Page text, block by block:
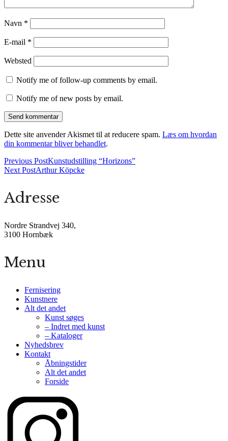
Navn *
E-mail *
Websted
Notify me of follow-up comments by email.
Notify me of new posts by email.
Dette site anvender Akismet til at reducere spam. Læs om hvordan
din kommentar bliver behandlet.
Previous PostKunstudstilling “Horizons”
Next PostArthur Köpcke
Adresse
Nordre Strandvej 340,
3100 Hornbæk
Menu
Fernisering
Kunstnere
Alt det andet
Kunst søges
– Indret med kunst
– Kataloger
Nyhedsbrev
Kontakt
Åbningstider
Alt det andet
Forside